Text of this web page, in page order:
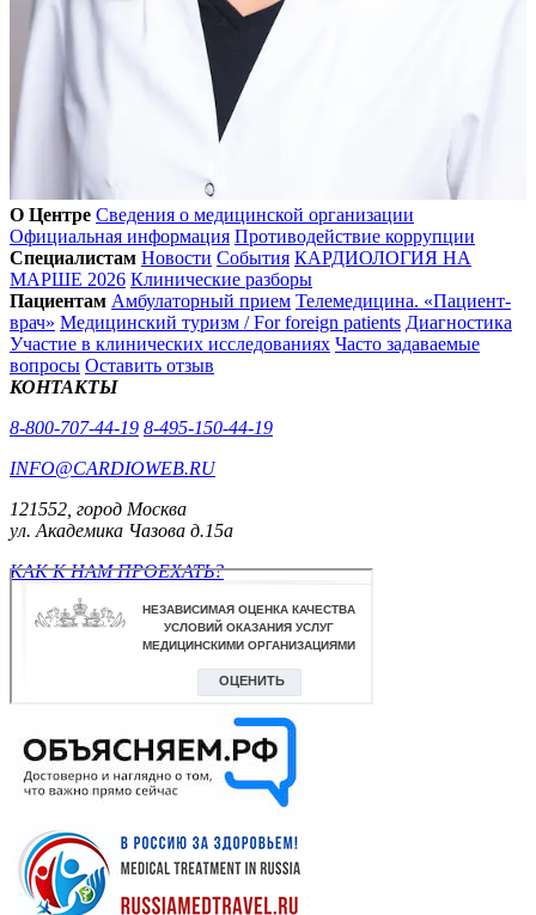
О Центре Сведения о медицинской организации
Официальная информация Противодействие коррупции
Специалистам Новости События КАРДИОЛОГИЯ НА
МАРШЕ 2026 Клинические разборы
Пациентам Амбулаторный прием Телемедицина. «Пациент-
врач» Медицинский туризм / For foreign patients Диагностика
Участие в клинических исследованиях Часто задаваемые
вопросы Оставить отзыв
КОНТАКТЫ
8-800-707-44-19 8-495-150-44-19
INFO@CARDIOWEB.RU
121552, город Москва
ул. Академика Чазова д.15а
КАК К НАМ ПРОЕХАТЬ?